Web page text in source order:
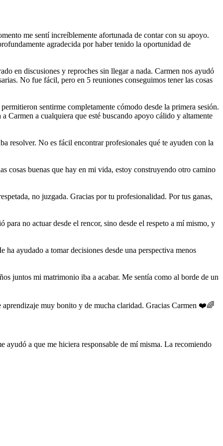
me sentí increíblemente afortunada de contar con su apoyo.
agradecida por haber tenido la oportunidad de
en discusiones y reproches sin llegar a nada. Carmen nos ayudó
No fue fácil, pero en 5 reuniones conseguimos tener las cosas
sentirme completamente cómodo desde la primera sesión.
Carmen a cualquiera que esté buscando apoyo cálido y altamente
resolver. No es fácil encontrar profesionales qué te ayuden con la
cosas buenas que hay en mi vida, estoy construyendo otro camino
no juzgada. Gracias por tu profesionalidad. Por tus ganas,
no actuar desde el rencor, sino desde el respeto a mí mismo, y
ayudado a tomar decisiones desde una perspectiva menos
juntos mi matrimonio iba a acabar. Me sentía como al borde de un
muy bonito y de mucha claridad. Gracias Carmen ❤️🌈
ayudó a que me hiciera responsable de mí misma. La recomiendo